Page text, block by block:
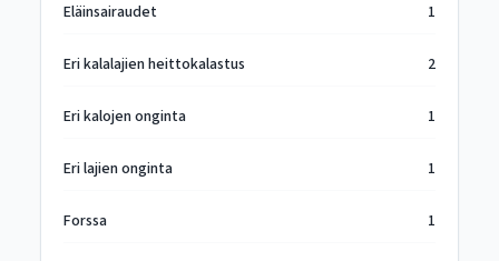
Eläinsairaudet 1
Eri kalalajien heittokalastus 2
Eri kalojen onginta 1
Eri lajien onginta 1
Forssa 1